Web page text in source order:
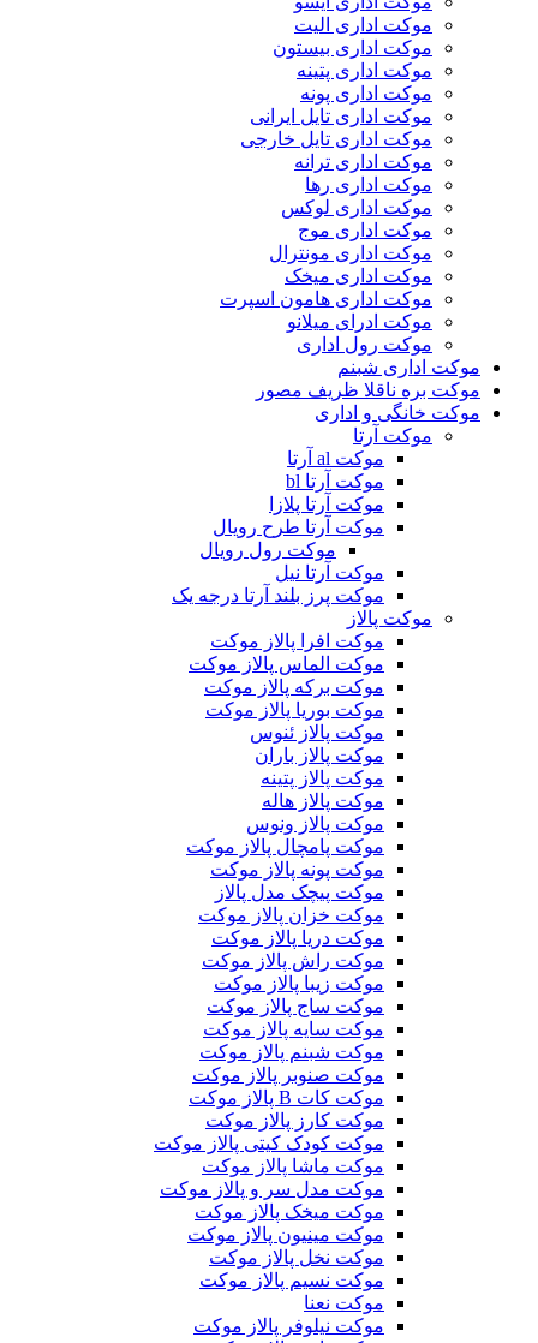
موکت اداری الیت
موکت اداری بیستون
موکت اداری پتینه
موکت اداری پونه
موکت اداری تایل ایرانی
موکت اداری تایل خارجی
موکت اداری ترانه
موکت اداری رها
موکت اداری لوکس
موکت اداری موج
موکت اداری مونترال
موکت اداری میخک
موکت اداری هامون اسپرت
موکت ادرای میلانو
موکت رول اداری
موکت اداری شبنم
موکت بره ناقلا ظریف مصور
موکت خانگی و اداری
موکت آرتا
موکت al آرتا
موکت آرتا bl
موکت آرتا پلازا
موکت آرتا طرح رویال
موکت رول رویال
موکت آرتا نیل
موکت پرز بلند آرتا درجه یک
موکت پالاز
موکت افرا پالاز موکت
موکت الماس پالاز موکت
موکت برکه پالاز موکت
موکت بوریا پالاز موکت
موکت پالاز ئنوس
موکت پالاز باران
موکت پالاز پتینه
موکت پالاز هاله
موکت پالاز ونوس
موکت پامچال پالاز موکت
موکت پونه پالاز موکت
موکت پیچک مدل پالاز
موکت خزان پالاز موکت
موکت دریا پالاز موکت
موکت راش پالاز موکت
موکت زیبا پالاز موکت
موکت ساج پالاز موکت
موکت سایه پالاز موکت
موکت شبنم پالاز موکت
موکت صنوبر پالاز موکت
موکت کات B پالاز موکت
موکت کارز پالاز موکت
موکت کودک کیتی پالاز موکت
موکت ماشا پالاز موکت
موکت مدل سر و پالاز موکت
موکت میخک پالاز موکت
موکت مینیون پالاز موکت
موکت نخل پالاز موکت
موکت نسیم پالاز موکت
موکت نعنا
موکت نیلوفر پالاز موکت